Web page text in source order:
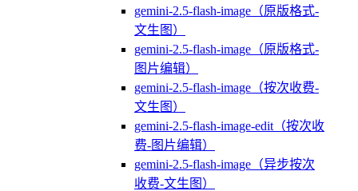
gemini-2.5-flash-image（原版格式-
文生图）
gemini-2.5-flash-image（原版格式-
图片编辑）
gemini-2.5-flash-image（按次收费-
文生图）
gemini-2.5-flash-image-edit（按次收
费-图片编辑）
gemini-2.5-flash-image（异步按次
收费-文生图）